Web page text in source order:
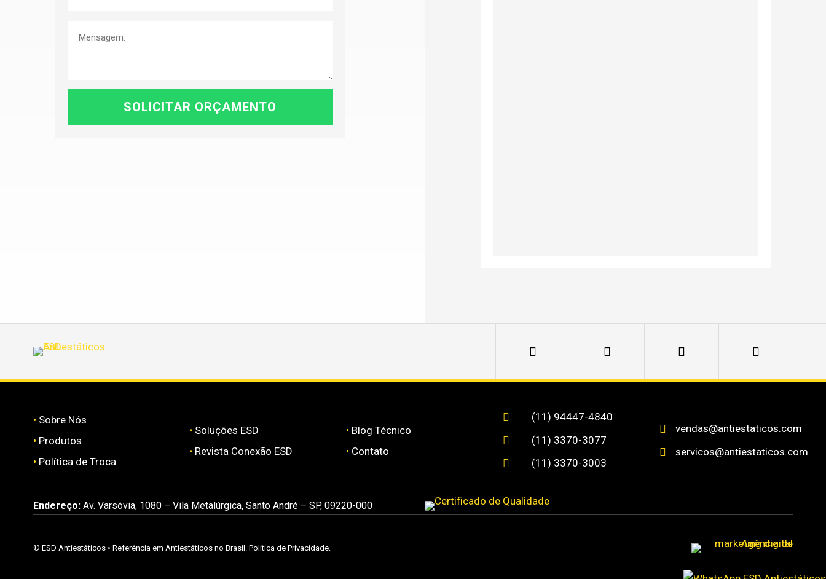
• Sobre Nós
• Produtos
• Política de Troca
• Soluções ESD
• Revista Conexão ESD
• Blog Técnico
• Contato

(11) 94447-4840

(11) 3370-3077

(11) 3370-3003

vendas@antiestaticos.com

servicos@antiestaticos.com
Endereço:Av. Varsóvia, 1080 – Vila Metalúrgica, Santo André – SP, 09220-000
© ESD Antiestáticos• Referência em Antiestáticos no Brasil. Política de Privacidade.